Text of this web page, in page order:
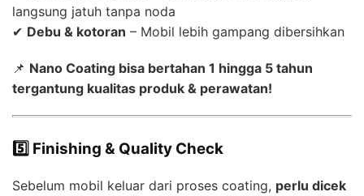
langsung jatuh tanpa noda
✔ Debu & kotoran – Mobil lebih gampang dibersihkan
📌 Nano Coating bisa bertahan 1 hingga 5 tahun
tergantung kualitas produk & perawatan!
5️⃣ Finishing & Quality Check
Sebelum mobil keluar dari proses coating, perlu dicek